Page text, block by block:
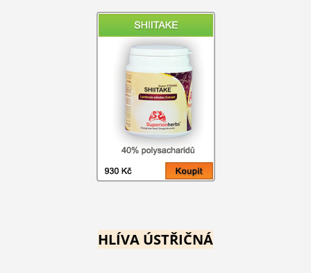
HLÍVA ÚSTŘIČNÁ